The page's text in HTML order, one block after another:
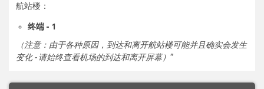
航站楼：
终端 - 1
（注意：由于各种原因，到达和离开航站楼可能并且确实会发生
变化 - 请始终查看机场的到达和离开屏幕） ”